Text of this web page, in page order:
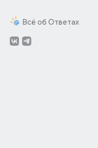
Всё об Ответах